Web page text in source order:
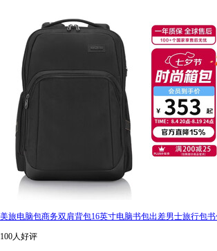
美旅电脑包商务双肩背包16英寸电脑书包出差男士旅行包
100人好评